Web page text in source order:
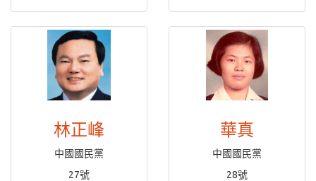
林正峰
中國國民黨
27號
華真
中國國民黨
28號